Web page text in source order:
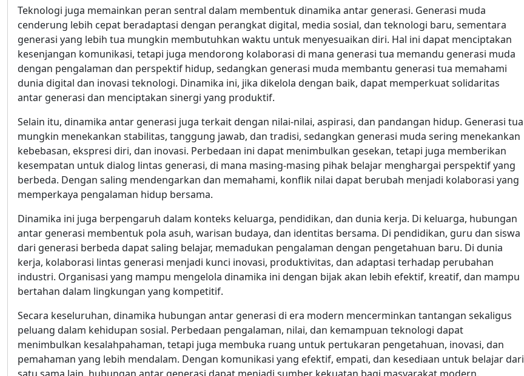
Teknologi juga memainkan peran sentral dalam membentuk dinamika antar generasi. Generasi muda
cenderung lebih cepat beradaptasi dengan perangkat digital, media sosial, dan teknologi baru, sementara
generasi yang lebih tua mungkin membutuhkan waktu untuk menyesuaikan diri. Hal ini dapat menciptakan
kesenjangan komunikasi, tetapi juga mendorong kolaborasi di mana generasi tua memandu generasi muda
dengan pengalaman dan perspektif hidup, sedangkan generasi muda membantu generasi tua memahami
dunia digital dan inovasi teknologi. Dinamika ini, jika dikelola dengan baik, dapat memperkuat solidaritas
antar generasi dan menciptakan sinergi yang produktif.
Selain itu, dinamika antar generasi juga terkait dengan nilai-nilai, aspirasi, dan pandangan hidup. Generasi tua
mungkin menekankan stabilitas, tanggung jawab, dan tradisi, sedangkan generasi muda sering menekankan
kebebasan, ekspresi diri, dan inovasi. Perbedaan ini dapat menimbulkan gesekan, tetapi juga memberikan
kesempatan untuk dialog lintas generasi, di mana masing-masing pihak belajar menghargai perspektif yang
berbeda. Dengan saling mendengarkan dan memahami, konflik nilai dapat berubah menjadi kolaborasi yang
memperkaya pengalaman hidup bersama.
Dinamika ini juga berpengaruh dalam konteks keluarga, pendidikan, dan dunia kerja. Di keluarga, hubungan
antar generasi membentuk pola asuh, warisan budaya, dan identitas bersama. Di pendidikan, guru dan siswa
dari generasi berbeda dapat saling belajar, memadukan pengalaman dengan pengetahuan baru. Di dunia
kerja, kolaborasi lintas generasi menjadi kunci inovasi, produktivitas, dan adaptasi terhadap perubahan
industri. Organisasi yang mampu mengelola dinamika ini dengan bijak akan lebih efektif, kreatif, dan mampu
bertahan dalam lingkungan yang kompetitif.
Secara keseluruhan, dinamika hubungan antar generasi di era modern mencerminkan tantangan sekaligus
peluang dalam kehidupan sosial. Perbedaan pengalaman, nilai, dan kemampuan teknologi dapat
menimbulkan kesalahpahaman, tetapi juga membuka ruang untuk pertukaran pengetahuan, inovasi, dan
pemahaman yang lebih mendalam. Dengan komunikasi yang efektif, empati, dan kesediaan untuk belajar dari